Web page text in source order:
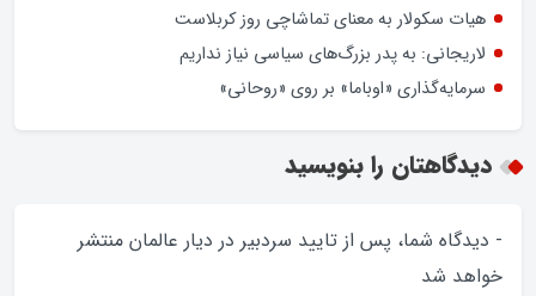
هیات سکولار به معنای تماشاچی روز کربلاست
لاریجانی: به پدر بزرگ‌های سیاسی نیاز نداریم
سرمایه‌گذاری «اوباما» بر روی «روحانی»
دیدگاهتان را بنویسید
- دیدگاه شما، پس از تایید سردبیر در دیار عالمان منتشر
خواهد‌ شد